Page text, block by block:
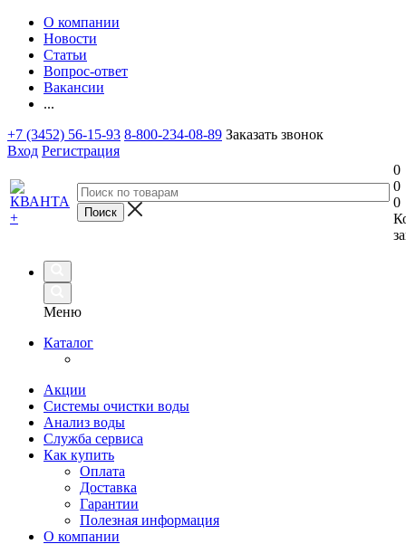
О компании
Новости
Статьи
Вопрос-ответ
Вакансии
...
+7 (3452) 56-15-93 8-800-234-08-89 Заказать звонок
Вход Регистрация
0
0
0
Меню
Каталог
Акции
Системы очистки воды
Анализ воды
Служба сервиса
Как купить
Оплата
Доставка
Гарантии
Полезная информация
О компании